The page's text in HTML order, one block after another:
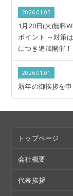
2026.01.05
1月20日(火)無料
ポイント ～対策
につき追加開催！
2026.01.01
新年の御挨拶を
トップページ
会社概要
代表挨拶